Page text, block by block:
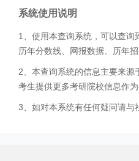
系统使用说明
1、使用本查询系统，可以查
历年分数线、网报数据、历年
2、本查询系统的信息主要来
考生提供更多考研院校信息作
3、如对本系统有任何疑问请